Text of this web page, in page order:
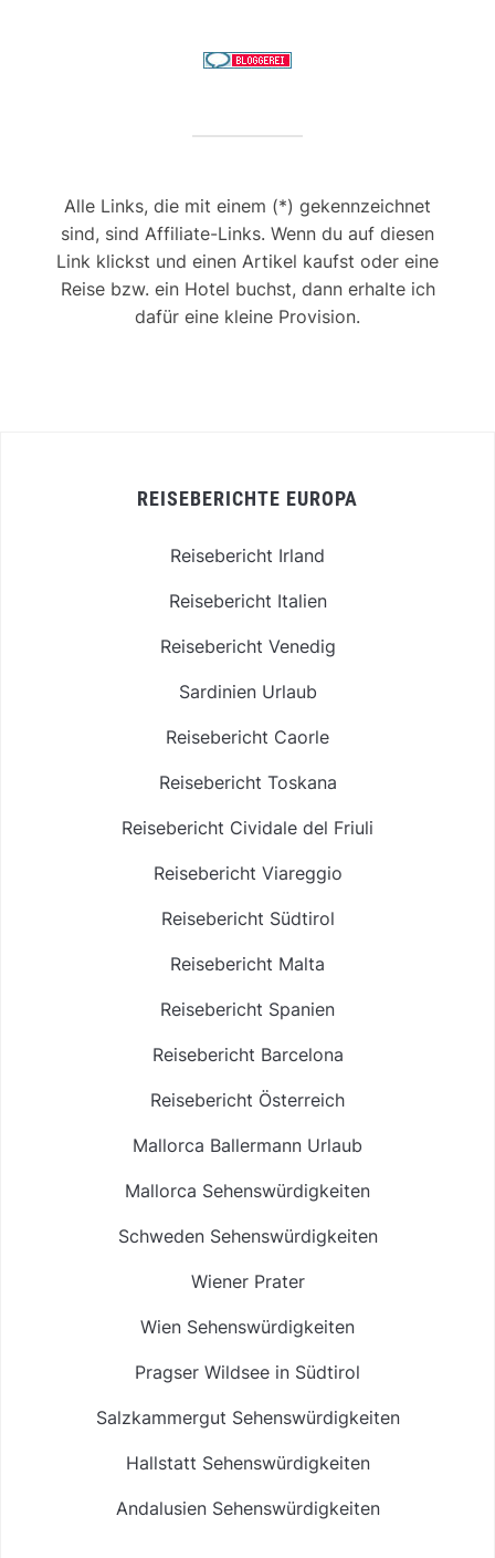
Alle Links, die mit einem (*) gekennzeichnet
sind, sind Affiliate-Links. Wenn du auf diesen
Link klickst und einen Artikel kaufst oder eine
Reise bzw. ein Hotel buchst, dann erhalte ich
dafür eine kleine Provision.
REISEBERICHTE EUROPA
Reisebericht Irland
Reisebericht Italien
Reisebericht Venedig
Sardinien Urlaub
Reisebericht Caorle
Reisebericht Toskana
Reisebericht Cividale del Friuli
Reisebericht Viareggio
Reisebericht Südtirol
Reisebericht Malta
Reisebericht Spanien
Reisebericht Barcelona
Reisebericht Österreich
Mallorca Ballermann Urlaub
Mallorca Sehenswürdigkeiten
Schweden Sehenswürdigkeiten
Wiener Prater
Wien Sehenswürdigkeiten
Pragser Wildsee in Südtirol
Salzkammergut Sehenswürdigkeiten
Hallstatt Sehenswürdigkeiten
Andalusien Sehenswürdigkeiten